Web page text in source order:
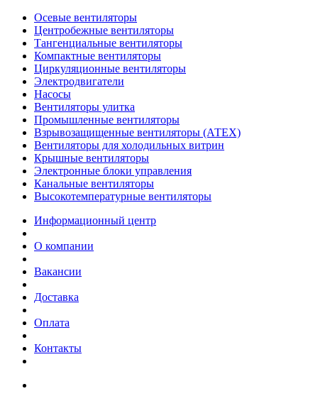
Осевые вентиляторы
Центробежные вентиляторы
Тангенциальные вентиляторы
Компактные вентиляторы
Циркуляционные вентиляторы
Электродвигатели
Насосы
Вентиляторы улитка
Промышленные вентиляторы
Взрывозащищенные вентиляторы (АТЕХ)
Вентиляторы для холодильных витрин
Крышные вентиляторы
Электронные блоки управления
Канальные вентиляторы
Высокотемпературные вентиляторы
Информационный центр
О компании
Вакансии
Доставка
Оплата
Контакты